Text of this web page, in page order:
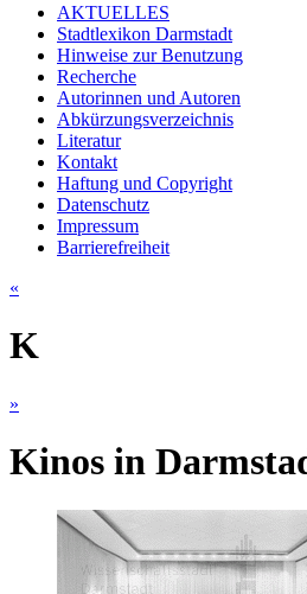
AKTUELLES
Stadtlexikon Darmstadt
Hinweise zur Benutzung
Recherche
Autorinnen und Autoren
Abkürzungsverzeichnis
Literatur
Kontakt
Haftung und Copyright
Datenschutz
Impressum
Barrierefreiheit
«
K
»
Kinos in